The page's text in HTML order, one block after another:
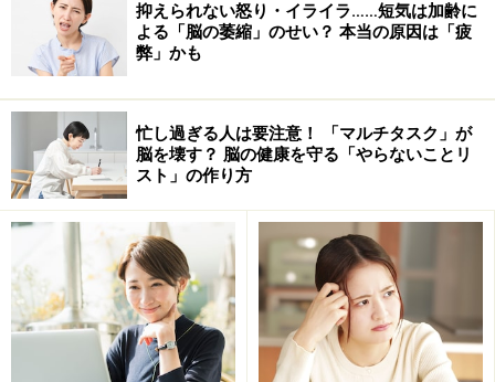
顔面神経麻痺を生じる病気は多数ありますが、そのうち
の一つが「ラムゼイ・ハント症候群」で、全体の10％く
らいを占めています。
ラムゼイ・ハント症候群の原因……ウイルス
感染による帯状疱疹の一種
「ラムゼイ・ハント症候群」という病名は、1907年にア
メリカ・ニューヨークのコーネル大学医学校の医師ジェ
ームス・ラムゼイ・ハント（James Ramsay Hunt）が、
抑えられない怒り・イライラ……短気は加齢に
よる「脳の萎縮」のせい？ 本当の原因は「疲
弊」かも
忙し過ぎる人は要注意！ 「マルチタスク」が
脳を壊す？ 脳の健康を守る「やらないことリ
スト」の作り方